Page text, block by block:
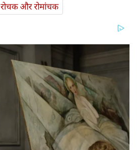
रोचक और रोमांचक